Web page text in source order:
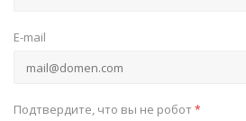
E-mail
Подтвердите, что вы не робот*